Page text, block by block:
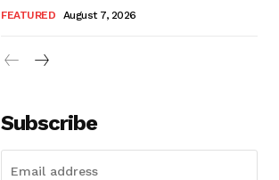
FEATURED August 7, 2026
Subscribe